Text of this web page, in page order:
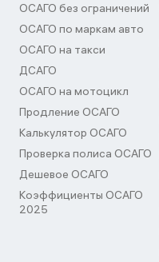
ОСАГО без ограничений
ОСАГО по маркам авто
ОСАГО на такси
ДСАГО
ОСАГО на мотоцикл
Продление ОСАГО
Калькулятор ОСАГО
Проверка полиса ОСАГО
Дешевое ОСАГО
Коэффициенты ОСАГО
2025